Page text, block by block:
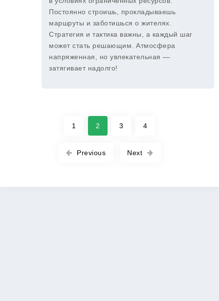
Постоянно строишь, прокладываешь
маршруты и заботишься о жителях.
Стратегия и тактика важны, а каждый шаг
может стать решающим. Атмосфера
напряженная, но увлекательная —
затягивает надолго!
Previous
1 2 3 4
Next